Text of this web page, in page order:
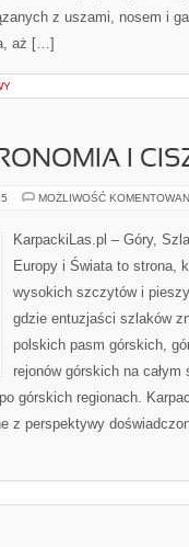
z uszami, nosem i
aż […]
I
MOŻLIWOŚĆ
KarpackiLas.pl – Góry,
Europy i Świata to strona,
wysokich szczytów i
gdzie entuzjaści szlaków
polskich pasm górskich,
rejonów górskich na
górskich regionach.
z perspektywy